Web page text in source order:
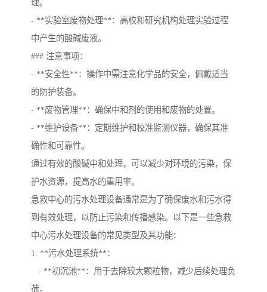
理。
- **实验室废物处理**：高校和研究机构处理实验过程
中产生的酸碱废液。
### 注意事项：
- **安全性**：操作中需注意化学品的安全，佩戴适当
的防护装备。
- **废物管理**：确保中和剂的使用和废物的处置。
- **维护设备**：定期维护和校准监测仪器，确保其准
确性和可靠性。
通过有效的酸碱中和处理，可以减少对环境的污染，保
护水资源，提高水的重用率。
急救中心的污水处理设备通常是为了确保废水和污水得
到有效处理，以防止污染和传播感染。以下是一些急救
中心污水处理设备的常见类型及其功能：
1. **污水处理系统**：
- **初沉池**：用于去除较大颗粒物，减少后续处理负
荷。